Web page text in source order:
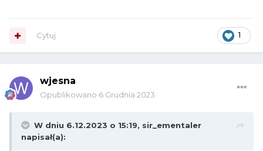
1
Cytuj
wjesna
Opublikowano 6 Grudnia 2023
W dniu 6.12.2023 o 15:19, sir_ementaler
napisał(a):